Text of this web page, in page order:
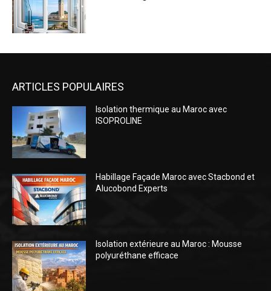
ARTICLES POPULAIRES
Isolation thermique au Maroc avec
ISOPROLINE
Habillage Façade Maroc avec Stacbond et
Alucobond Experts
Isolation extérieure au Maroc : Mousse
polyuréthane efficace